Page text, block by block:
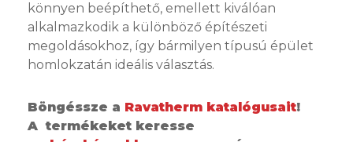
könnyen beépíthető, emellett kiválóan
alkalmazkodik a különböző építészeti
megoldásokhoz, így bármilyen típusú épület
homlokzatán ideális választás.
Böngéssze a Ravatherm katalógusait!
A termékeket keresse